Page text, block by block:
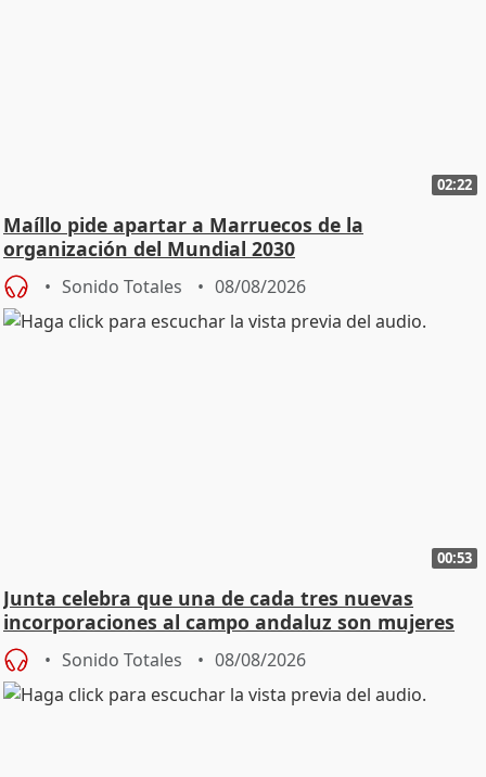
02:22
Maíllo pide apartar a Marruecos de la
organización del Mundial 2030
Sonido Totales 08/08/2026
00:53
Junta celebra que una de cada tres nuevas
incorporaciones al campo andaluz son mujeres
jóvenes
Sonido Totales 08/08/2026